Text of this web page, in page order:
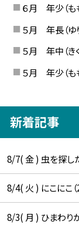
６月 年少（も
５月 年長（ゆ
５月 年中（きく
５月 年少（も
新着記事
8/7( 金 ) 虫を探し
8/4( 火 ) にこにこ
8/3( 月 ) ひまわり